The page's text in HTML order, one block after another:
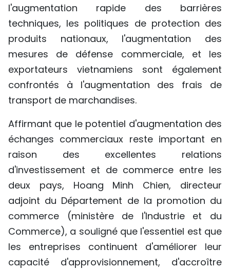
l'augmentation rapide des barrières
techniques, les politiques de protection des
produits nationaux, l'augmentation des
mesures de défense commerciale, et les
exportateurs vietnamiens sont également
confrontés à l'augmentation des frais de
transport de marchandises.
Affirmant que le potentiel d'augmentation des
échanges commerciaux reste important en
raison des excellentes relations
d'investissement et de commerce entre les
deux pays, Hoang Minh Chien, directeur
adjoint du Département de la promotion du
commerce (ministère de l'Industrie et du
Commerce), a souligné que l'essentiel est que
les entreprises continuent d'améliorer leur
capacité d'approvisionnement, d'accroître